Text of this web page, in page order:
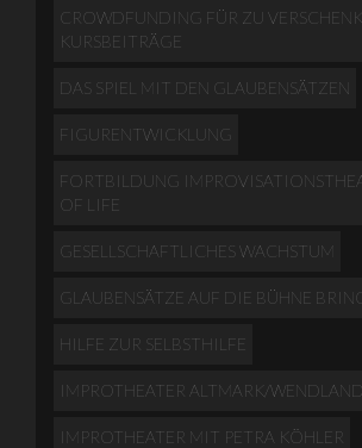
CROWDFUNDING FÜR ZU
KURSBEITRÄGE
DAS SPIEL MIT DEN GLAUBENSÄTZEN
FIGURENTWICKLUNG
FORTBILDUNG
OF LIFE
GESELLSCHAFTLICHES WACHSTUM
GLAUBENSÄTZE AUF DIE BÜHNE
HILFE ZUR SELBSTHILFE
IMPROTHEATER ALTMARK/WENDLAND
IMPROTHEATER MIT PETRA KÖHLER